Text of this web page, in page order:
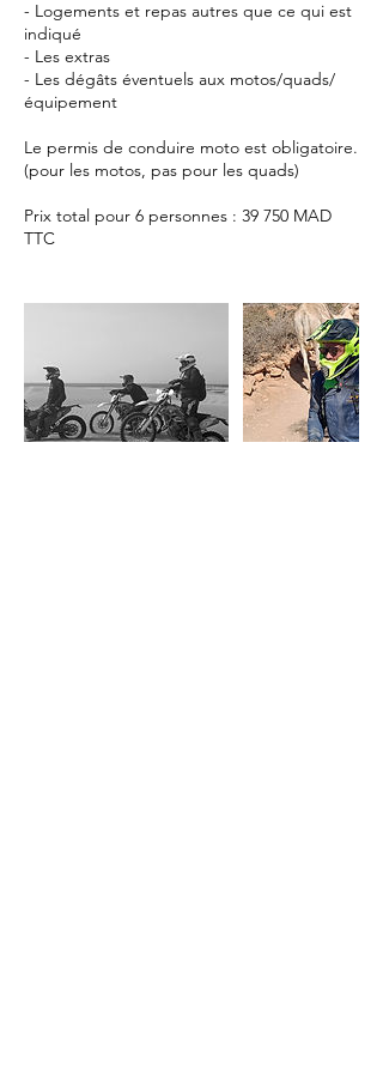
- Logements et repas autres que ce qui est
indiqué
- Les extras
- Les dégâts éventuels aux motos/quads/
équipement
Le permis de conduire moto est obligatoire.
(pour les motos, pas pour les quads)
Prix total pour 6 personnes : 39 750 MAD